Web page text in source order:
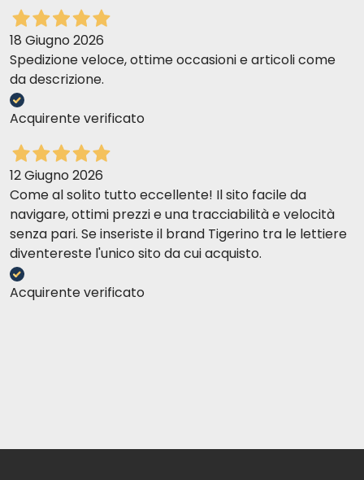
18 Giugno 2026
Spedizione veloce, ottime occasioni e articoli come
da descrizione.
Acquirente verificato
12 Giugno 2026
Come al solito tutto eccellente! Il sito facile da
navigare, ottimi prezzi e una tracciabilità e velocità
senza pari. Se inseriste il brand Tigerino tra le lettiere
diventereste l'unico sito da cui acquisto.
Acquirente verificato